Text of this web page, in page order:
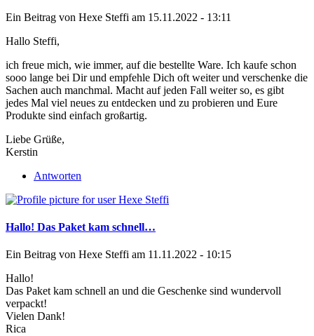
Ein Beitrag von Hexe Steffi am 15.11.2022 - 13:11
Hallo Steffi,
ich freue mich, wie immer, auf die bestellte Ware. Ich kaufe schon
sooo lange bei Dir und empfehle Dich oft weiter und verschenke die
Sachen auch manchmal. Macht auf jeden Fall weiter so, es gibt
jedes Mal viel neues zu entdecken und zu probieren und Eure
Produkte sind einfach großartig.
Liebe Grüße,
Kerstin
Antworten
Hallo! Das Paket kam schnell…
Ein Beitrag von Hexe Steffi am 11.11.2022 - 10:15
Hallo!
Das Paket kam schnell an und die Geschenke sind wundervoll
verpackt!
Vielen Dank!
Rica